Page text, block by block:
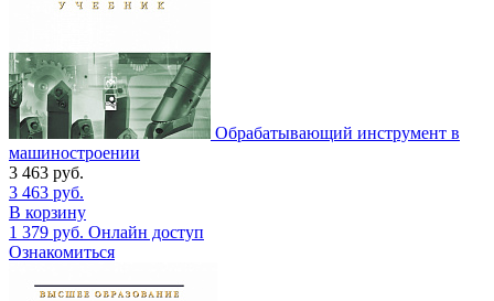
Обрабатывающий инструмент в
машиностроении
3 463 руб.
3 463 руб.
В корзину
1 379 руб. Онлайн доступ
Ознакомиться